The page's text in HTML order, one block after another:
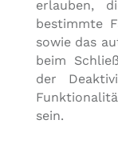
erlauben,
bestimmte
sowie das
beim
der
sein.